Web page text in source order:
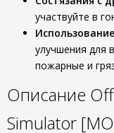
участвуйте в
улучшения для
пожарные и
Описание
Simulator